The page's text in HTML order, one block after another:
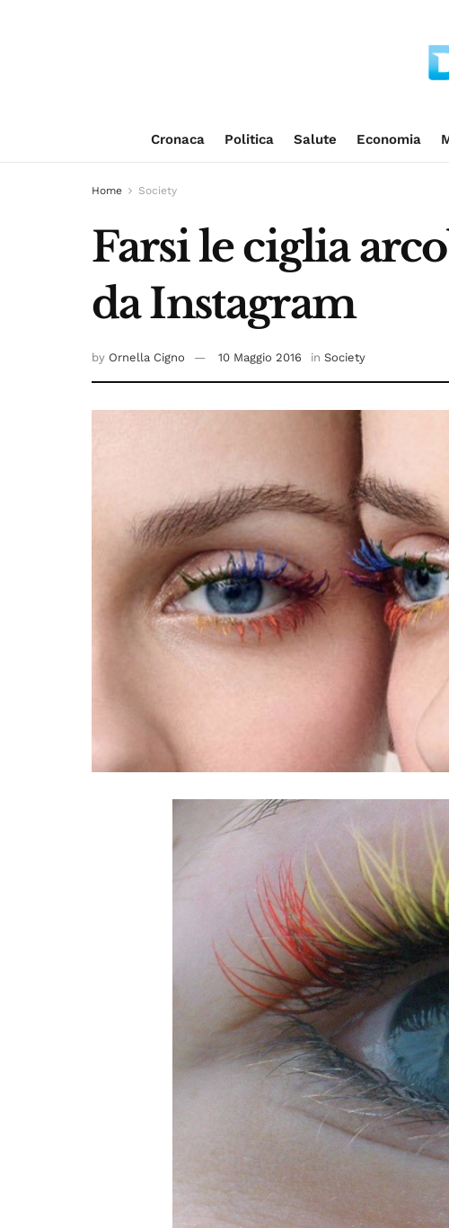
Cronaca Politica Salute Economia
Home Society
Farsi le ciglia
da Instagram
by Ornella Cigno 10 Maggio 2016 in Society